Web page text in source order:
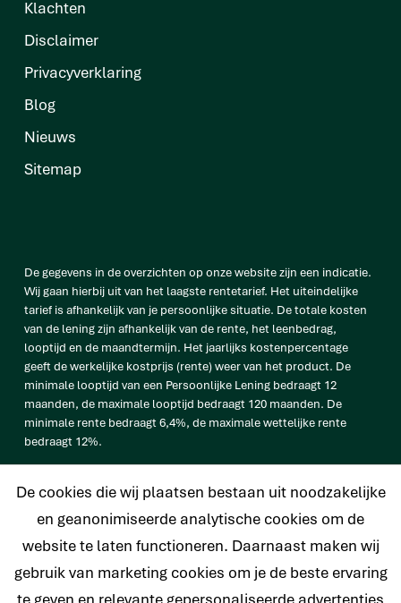
Klachten
Disclaimer
Privacyverklaring
Blog
Nieuws
Sitemap
De gegevens in de overzichten op onze website zijn een indicatie.
Wij gaan hierbij uit van het laagste rentetarief. Het uiteindelijke
tarief is afhankelijk van je persoonlijke situatie. De totale kosten
van de lening zijn afhankelijk van de rente, het leenbedrag,
looptijd en de maandtermijn. Het jaarlijks kostenpercentage
geeft de werkelijke kostprijs (rente) weer van het product. De
minimale looptijd van een Persoonlijke Lening bedraagt 12
maanden, de maximale looptijd bedraagt 120 maanden. De
minimale rente bedraagt 6,4%, de maximale wettelijke rente
bedraagt 12%.
bedraagt € 33.638 op basis van een looptijd van 120 maanden met
een maandtermijn van € 280,32 en een rentetarief van 6,4%.
De cookies die wij plaatsen bestaan uit noodzakelijke
en geanonimiseerde analytische cookies om de
website te laten functioneren. Daarnaast maken wij
gebruik van marketing cookies om je de beste ervaring